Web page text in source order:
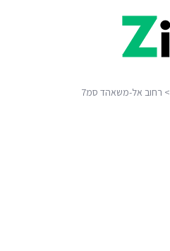
> רחוב אל-משאהד סמ7